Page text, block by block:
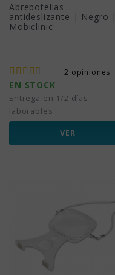
Abrebotellas
antideslizante | Negro |
Mobiclinic
2 opiniones
EN STOCK
Entrega en 1/2 días
laborables
VER